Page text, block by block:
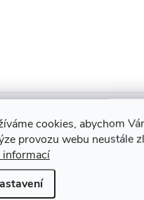
cookies, abychom
provozu webu neustále
informací